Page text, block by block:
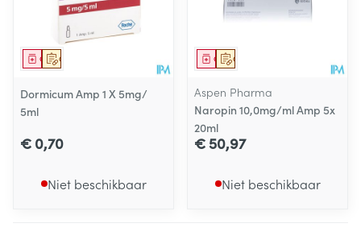
Op voorschrift
Geneesmiddel
Dormicum Amp 1 X 5mg/
5ml
€ 0,70
Niet beschikbaar
Op voorschrift
Geneesmiddel
Aspen Pharma
Naropin 10,0mg/ml Amp 5x
20ml
€ 50,97
Niet beschikbaar